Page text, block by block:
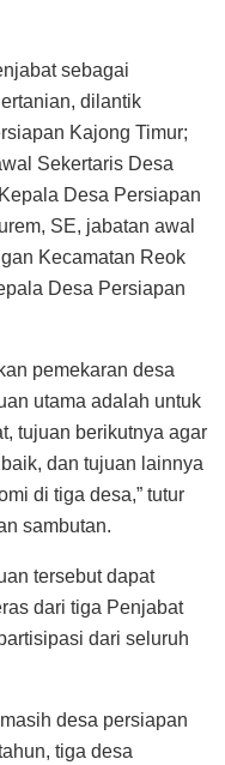
sebagai
dilantik
Kajong Timur;
Sekertaris Desa
Desa Persiapan
SE, jabatan awal
Kecamatan Reok
Desa Persiapan
pemekaran desa
utama adalah untuk
tujuan berikutnya agar
dan tujuan lainnya
di tiga desa,” tutur
sambutan.
tersebut dapat
dari tiga Penjabat
dari seluruh
desa persiapan
tiga desa